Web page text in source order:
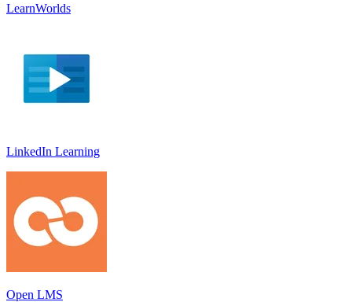
LearnWorlds
LinkedIn Learnin‪g
Open LMS